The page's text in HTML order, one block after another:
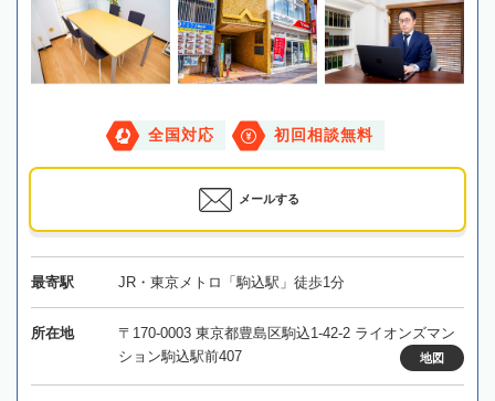
全国対応 初回相談無料
メールする
最寄駅 JR・東京メトロ「駒込駅」徒歩1分
所在地
〒170-0003 東京都豊島区駒込1-42-2 ライオンズマン
ション駒込駅前407
地図